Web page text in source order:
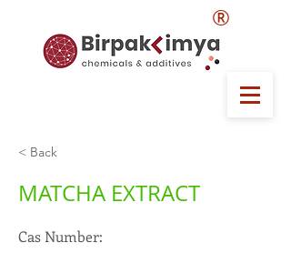
®
< Back
MATCHA EXTRACT
Cas Number: